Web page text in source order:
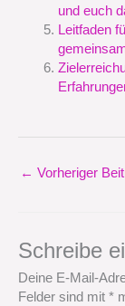
und euch
Leitfaden
← Vorheriger
Schreibe
Deine E-Mail-
Felder sind mit *